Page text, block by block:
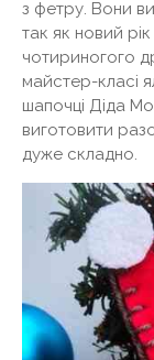
з фетру. Вони
так як новий
чотириногого
майстер-класі
шапочці Діда
виготовити
дуже складно.